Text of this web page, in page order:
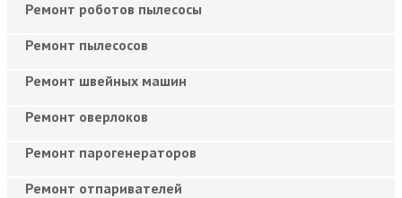
Ремонт роботов пылесосы
Ремонт пылесосов
Ремонт швейных машин
Ремонт оверлоков
Ремонт парогенераторов
Ремонт отпаривателей